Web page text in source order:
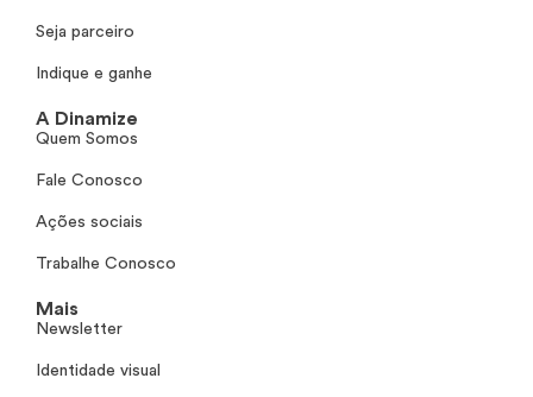
Seja parceiro
Indique e ganhe
A Dinamize
Quem Somos
Fale Conosco
Ações sociais
Trabalhe Conosco
Mais
Newsletter
Identidade visual